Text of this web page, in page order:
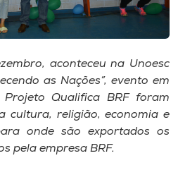
aconteceu na Unoesc
as Nações”, evento em
Qualifica BRF foram
cultura, religião, economia e
onde são exportados os
pela empresa BRF.